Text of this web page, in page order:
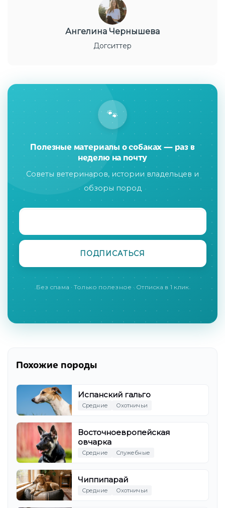
Ангелина Чернышева
Догситтер
🐾
Полезные материалы о собаках — раз в
неделю на почту
Советы ветеринаров, истории владельцев и
обзоры пород
Без спама · Только полезное · Отписка в 1 клик
Похожие породы
Испанский гальго
Средние Охотничьи
Восточноевропейская
овчарка
Средние Служебные
Чиппипарай
Средние Охотничьи